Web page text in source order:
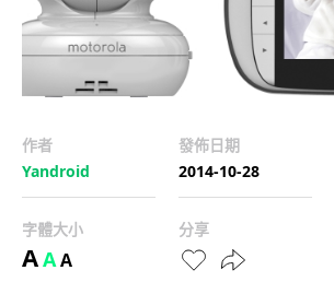
作者
Yandroid
發佈日期
2014-10-28
字體大小
AAA
分享